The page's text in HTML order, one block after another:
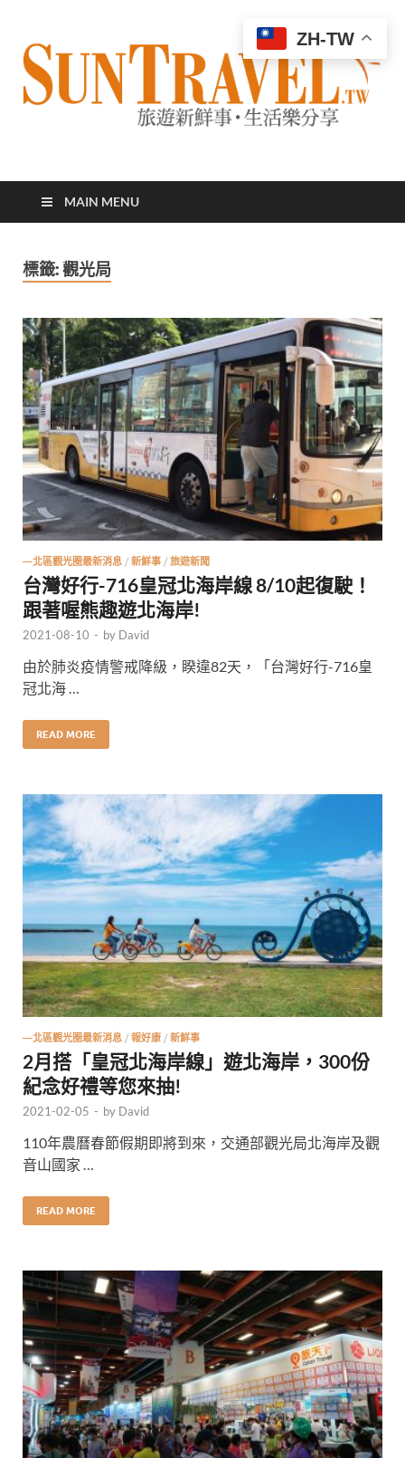
太陽網
MAIN MENU
標籤:觀光局
—北區觀光圈最新消息 / 新鮮事 / 旅遊新聞
台灣好行-716皇冠北海岸線 8/10起復駛！
跟著喔熊趣遊北海岸!
2021-08-10 - by David
由於肺炎疫情警戒降級，睽違82天，「台灣好行-716皇
冠北海 …
READ MORE
—北區觀光圈最新消息 / 報好康 / 新鮮事
2月搭「皇冠北海岸線」遊北海岸，300份
紀念好禮等您來抽!
2021-02-05 - by David
110年農曆春節假期即將到來，交通部觀光局北海岸及觀
音山國家 …
READ MORE
ZH-TW